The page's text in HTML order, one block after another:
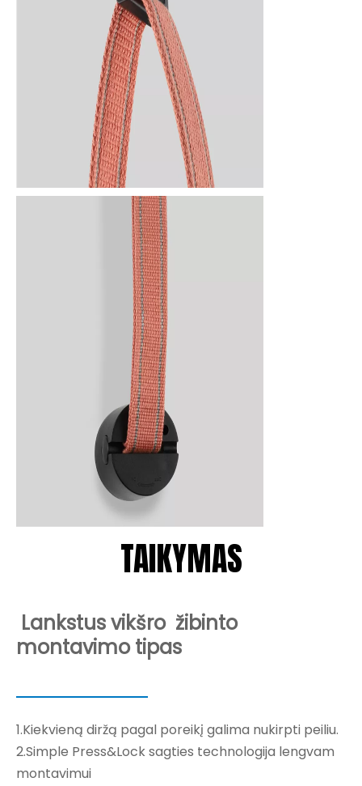
TAIKYMAS
Lankstus vikšro žibinto
montavimo tipas
1.Kiekvieną diržą pagal poreikį galima nukirpti peiliu.
2.Simple Press&Lock sagties technologija lengvam
montavimui